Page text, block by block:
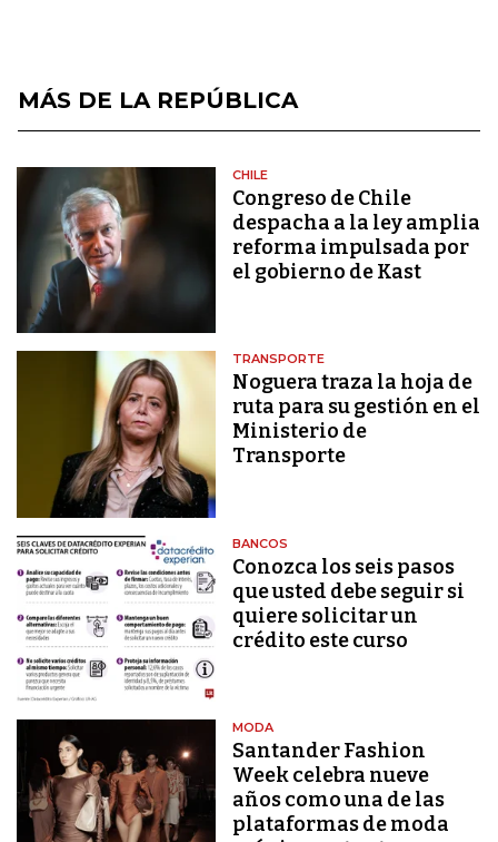
MÁS DE LA REPÚBLICA
CHILE
Congreso de Chile
despacha a la ley amplia
reforma impulsada por
el gobierno de Kast
TRANSPORTE
Noguera traza la hoja de
ruta para su gestión en el
Ministerio de
Transporte
BANCOS
Conozca los seis pasos
que usted debe seguir si
quiere solicitar un
crédito este curso
MODA
Santander Fashion
Week celebra nueve
años como una de las
plataformas de moda